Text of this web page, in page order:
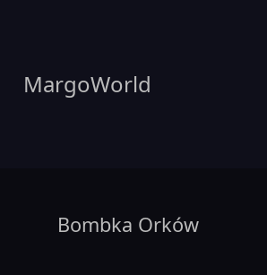
MargoWorld
Bombka Orków